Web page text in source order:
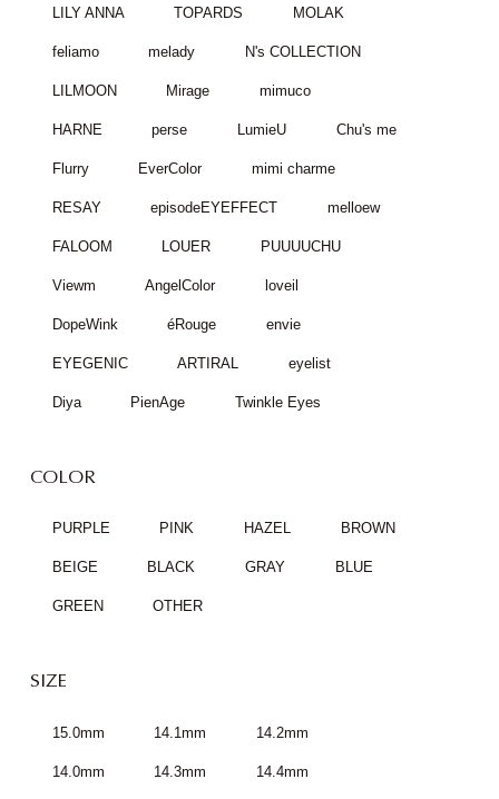
LILY ANNA TOPARDS MOLAK
feliamo melady N's COLLECTION
LILMOON Mirage mimuco
HARNE perse LumieU Chu's me
Flurry EverColor mimi charme
RESAY episodeEYEFFECT melloew
FALOOM LOUER PUUUUCHU
Viewm AngelColor loveil
DopeWink éRouge envie
EYEGENIC ARTIRAL eyelist
Diya PienAge Twinkle Eyes
COLOR
PURPLE PINK HAZEL BROWN
BEIGE BLACK GRAY BLUE
GREEN OTHER
SIZE
15.0mm 14.1mm 14.2mm
14.0mm 14.3mm 14.4mm